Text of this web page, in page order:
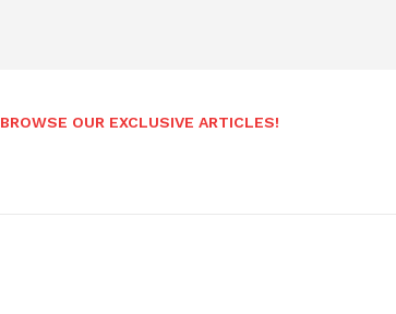
BROWSE OUR EXCLUSIVE ARTICLES!